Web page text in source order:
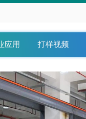
应用 打样视频